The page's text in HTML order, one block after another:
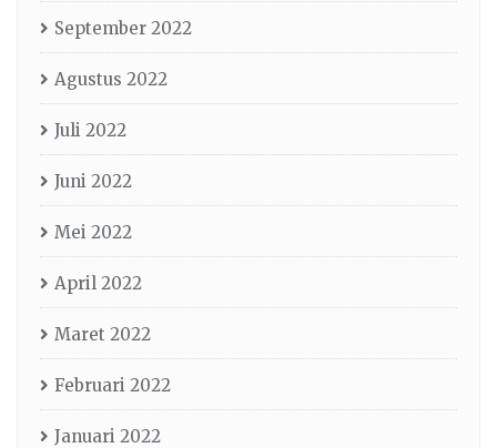
September 2022
Agustus 2022
Juli 2022
Juni 2022
Mei 2022
April 2022
Maret 2022
Februari 2022
Januari 2022